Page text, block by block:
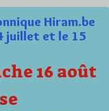
Hiram.be
juillet et le 15
16 août